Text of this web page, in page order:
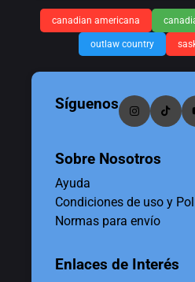
canadian americana
outlaw country
Síguenos
Sobre Nosotros
Ayuda
Condiciones de uso y
Normas para envío
Enlaces de Interés